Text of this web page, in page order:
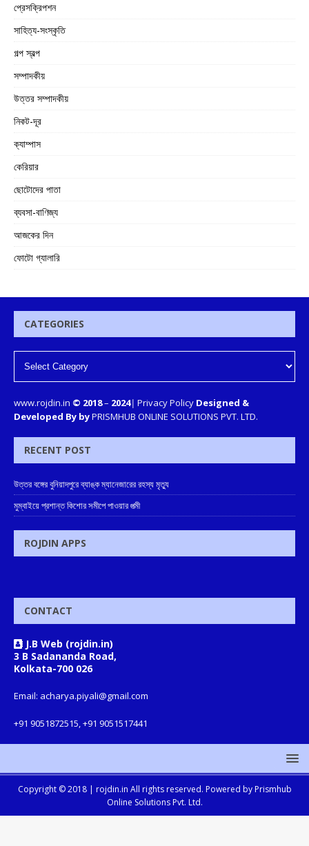
প্রেসক্রিপশন
সাহিত্য-সংস্কৃতি
গল্প স্বল্প
সম্পাদকীয়
উত্তর সম্পাদকীয়
নিকট-দূর
ক্যাম্পাস
কেরিয়ার
ছোটোদের পাতা
ব্যবসা-বাণিজ্য
আজকের দিন
ফোটো গ্যালারি
CATEGORIES
www.rojdin.in © 2018– 2024| Privacy Policy Designed &
Developed By byPRISMHUB ONLINE SOLUTIONS PVT. LTD.
RECENT POST
উত্তর বঙ্গের বুনিয়াদপুরে ব্যাঙ্ক ম্যানেজারের রহস্য মৃত্যু
মুম্বাইয়ে প্রশান্ত কিশোর সমীপে পাওয়ার পত্মী
ROJDIN APPS
CONTACT
J.B Web (rojdin.in)
3 B Sadananda Road,
Kolkata-700 026
Email: acharya.piyali@gmail.com
+91 9051872515, +91 9051517441
Copyright © 2018 | rojdin.in All rights reserved. Powered by Prismhub
Online Solutions Pvt. Ltd.